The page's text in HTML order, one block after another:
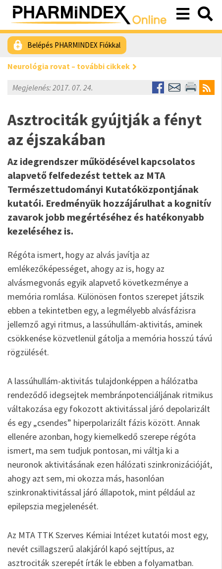
Belépés PHARMINDEX Fiókkal
Neurológia rovat – további cikkek
Megjelenés: 2017. 07. 24.
Asztrociták gyújtják a fényt
az éjszakában
Az idegrendszer működésével kapcsolatos
alapvető felfedezést tettek az MTA
Természettudományi Kutatóközpontjának
kutatói. Eredményük hozzájárulhat a kognitív
zavarok jobb megértéséhez és hatékonyabb
kezeléséhez is.
Régóta ismert, hogy az alvás javítja az
emlékezőképességet, ahogy az is, hogy az
alvásmegvonás egyik alapvető következménye a
memória romlása. Különösen fontos szerepet játszik
ebben a tekintetben egy, a legmélyebb alvásfázisra
jellemző agyi ritmus, a lassúhullám-aktivitás, aminek
csökkenése közvetlenül gátolja a memória hosszú távú
rögzülését.
A lassúhullám-aktivitás tulajdonképpen a hálózatba
rendeződő idegsejtek membránpotenciáljának ritmikus
váltakozása egy fokozott aktivitással járó depolarizált
és egy „csendes” hiperpolarizált fázis között. Annak
ellenére azonban, hogy kiemelkedő szerepe régóta
ismert, ma sem tudjuk pontosan, mi váltja ki a
neuronok aktivitásának ezen hálózati szinkronizációját,
ahogy azt sem, mi okozza más, hasonlóan
szinkronaktivitással járó állapotok, mint például az
epilepszia megjelenését.
Az MTA TTK Szerves Kémiai Intézet kutatói most egy,
nevét csillagszerű alakjáról kapó sejttípus, az
asztrociták szerepét írták le ebben a folyamatban.